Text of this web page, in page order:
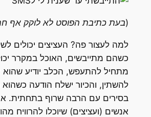
(בעת כתיבת הפוסט לא לוקק אף
כשהם מתייבשים, האוכל במקרר
מתחיל להתעפש, הכלב יודיע
להשתין, והכיור ישלח הודעה
בסירים עם הרבה שרוף בתחתית.
אנשים (ועציצים) שיוכלו להרוויח